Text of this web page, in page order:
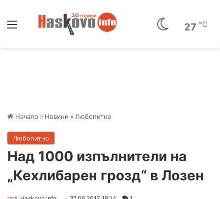
27 ℃
Начало » Новини » Любопитно
Любопитно
Над 1000 изпълнители на
„Кехлибарен грозд“ в Лозен